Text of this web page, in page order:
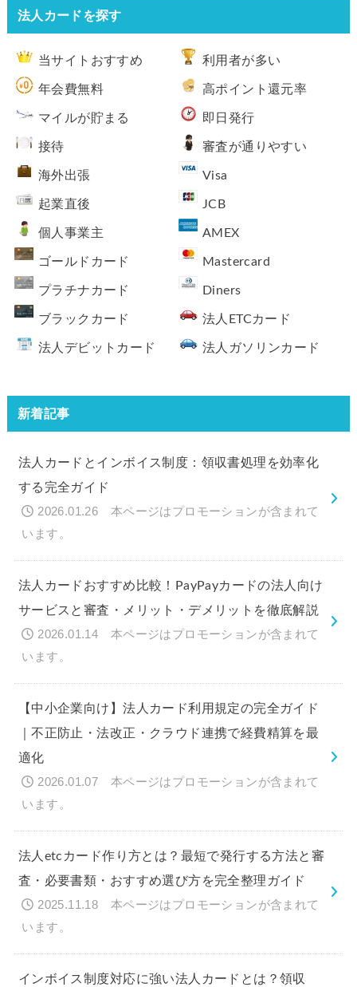
法人カードを探す
当サイトおすすめ 利用者が多い
年会費無料 高ポイント還元率
マイルが貯まる 即日発行
接待 審査が通りやすい
海外出張 Visa
起業直後 JCB
個人事業主 AMEX
ゴールドカード Mastercard
プラチナカード Diners
ブラックカード 法人ETCカード
法人デビットカード 法人ガソリンカード
新着記事
法人カードとインボイス制度：領収書処理を効率化
する完全ガイド
2026.01.26
法人カードおすすめ比較！PayPayカードの法人向け
サービスと審査・メリット・デメリットを徹底解説
2026.01.14
【中小企業向け】法人カード利用規定の完全ガイド
｜不正防止・法改正・クラウド連携で経費精算を最
適化
2026.01.07
法人etcカード作り方とは？最短で発行する方法と審
査・必要書類・おすすめ選び方を完全整理ガイド
2025.11.18
インボイス制度対応に強い法人カードとは？領収